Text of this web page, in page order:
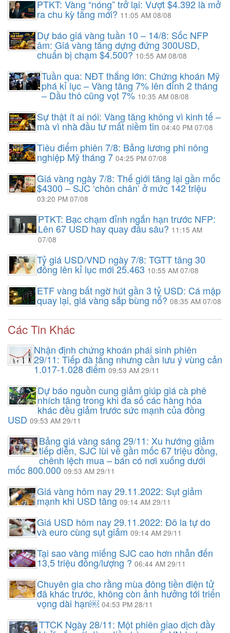
PTKT: Vàng “nóng” trở lại: Vượt $4.392 là mở
ra chu kỳ tăng mới? 11:05 AM 08/08
Dự báo giá vàng tuần 10 – 14/8: Sốc NFP
âm: Giá vàng tăng dựng đứng 300USD,
chuẩn bị chạm $4.500?10:55 AM 08/08
Tuần qua: NĐT thắng lớn: Chứng khoán Mỹ
phá kỉ lục – Vàng tăng 7% lên đỉnh 2 tháng
– Dầu thô cũng vọt 7% 10:35 AM 08/08
Sự thật ít ai nói: Vàng tăng không vì kinh tế –
mà vì nhà đầu tư mất niềm tin 04:40 PM 07/08
Tiêu điểm phiên 7/8: Bảng lương phi nông
nghiệp Mỹ tháng 7 04:25 PM 07/08
Giá vàng ngày 7/8: Thế giới tăng lại gần mốc
$4300 – SJC ‘chôn chân’ ở mức 142 triệu
03:20 PM 07/08
PTKT: Bạc chạm đỉnh ngắn hạn trước NFP:
Lên 67 USD hay quay đầu sâu? 11:15 AM
07/08
Tỷ giá USD/VND ngày 7/8: TGTT tăng 30
đồng lên kỉ lục mới 25.463 10:55 AM 07/08
ETF vàng bất ngờ hút gần 3 tỷ USD: Cá mập
quay lại, giá vàng sắp bùng nổ? 08:35 AM 07/08
Các Tin Khác
Nhận định chứng khoán phái sinh phiên
29/11: Tiếp đà tăng nhưng cần lưu ý vùng cản
1.017-1.028 điểm 09:53 AM 29/11
Dự báo nguồn cung giảm giúp giá cà phê
nhích tăng trong khi đa số các hàng hóa
khác đều giảm trước sức mạnh của đồng
USD 09:53 AM 29/11
Bảng giá vàng sáng 29/11: Xu hướng giảm
tiếp diễn, SJC lùi về gần mốc 67 triệu đồng,
chênh lệch mua – bán có nơi xuống dưới
mốc 800.000 09:53 AM 29/11
Giá vàng hôm nay 29.11.2022: Sụt giảm
mạnh khi USD tăng09:14 AM 29/11
Giá USD hôm nay 29.11.2022: Đô la tự do
và euro cùng sụt giảm09:14 AM 29/11
Tại sao vàng miếng SJC cao hơn nhẫn đến
13,5 triệu đồng/lượng ?06:44 AM 29/11
Chuyên gia cho rằng mùa đông tiền điện tử
đã khác trước, không còn ảnh hưởng tới triển
vọng dài hạn￼04:53 PM 28/11
TTCK Ngày 28/11: Một phiên giao dịch đầy